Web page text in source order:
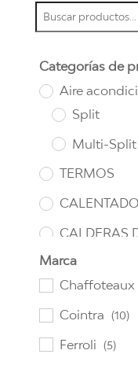
Categorías de
Aire
Split
Multi-Split
TERMOS
CALDERAS
Marca
Chaffoteaux
Cointra (10)
Ferroli (5)